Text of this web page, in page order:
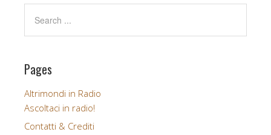
Pages
Altrimondi in Radio
Ascoltaci in radio!
Contatti & Crediti